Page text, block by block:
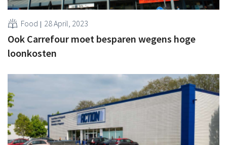
Food 28 April, 2023
Ook Carrefour moet besparen wegens hoge
loonkosten